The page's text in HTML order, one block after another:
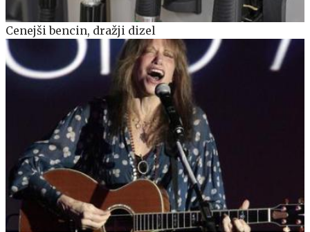
Cenejši bencin, dražji dizel